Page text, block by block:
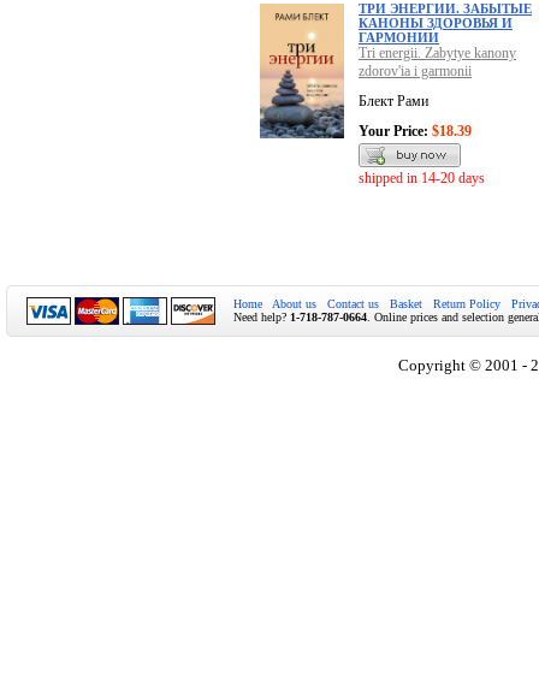
ТРИ ЭНЕРГИИ. ЗАБЫТЫЕ
КАНОНЫ ЗДОРОВЬЯ И
ГАРМОНИИ
Tri energii. Zabytye kanony
zdorov'ia i garmonii
Блект Рами
Your Price: $18.39
shipped in 14-20 days
Home About us Contact us Basket Return Policy
Need help? 1-718-787-0664 . Online prices and selection
Copyright © 2001 -